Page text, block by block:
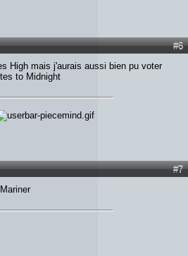
#6
High mais j'aurais aussi bien pu voter
to Midnight
#7